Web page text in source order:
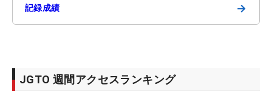
記録成績 →
JGTO 週間アクセスランキング